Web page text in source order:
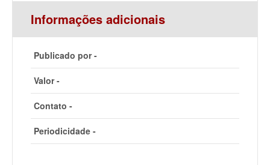
Informações adicionais
Publicado por -
Valor -
Contato -
Periodicidade -